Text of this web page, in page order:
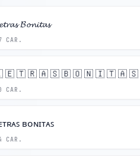
CAR.
𝓑𝓸𝓷𝓲𝓽𝓪𝓼
CAR.
🇪 🇹 🇷 🇦 🇸 🇧 🇴 🇳 🇮 🇹 🇦 🇸
CAR.
ʙᴏɴɪᴛᴀꜱ